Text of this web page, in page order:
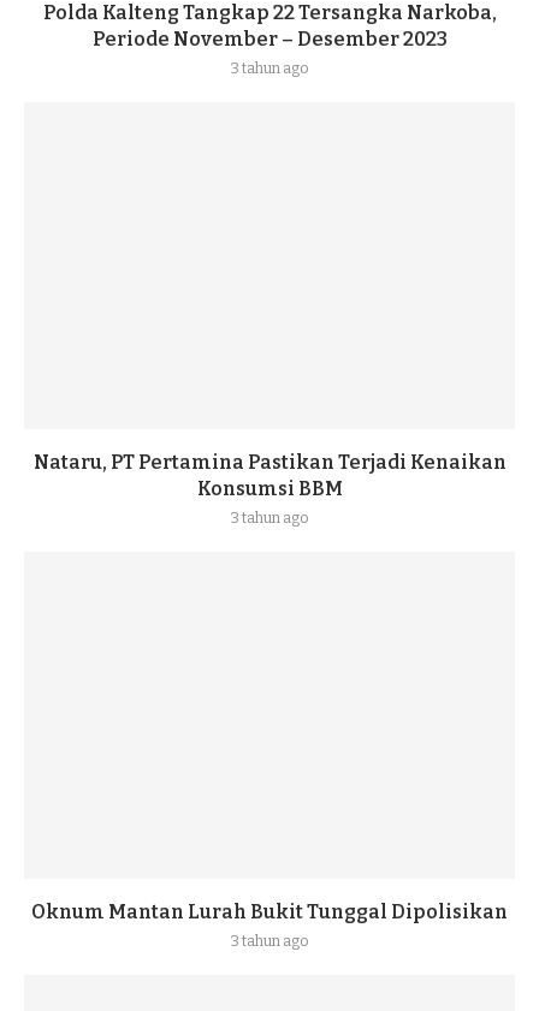
Polda Kalteng Tangkap 22 Tersangka Narkoba,
Periode November – Desember 2023
3 tahun ago
Nataru, PT Pertamina Pastikan Terjadi Kenaikan
Konsumsi BBM
3 tahun ago
Oknum Mantan Lurah Bukit Tunggal Dipolisikan
3 tahun ago